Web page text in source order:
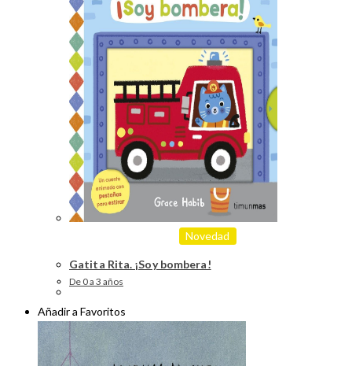
Novedad
Gatita Rita. ¡Soy bombera!
De 0 a 3 años
Añadir a Favoritos